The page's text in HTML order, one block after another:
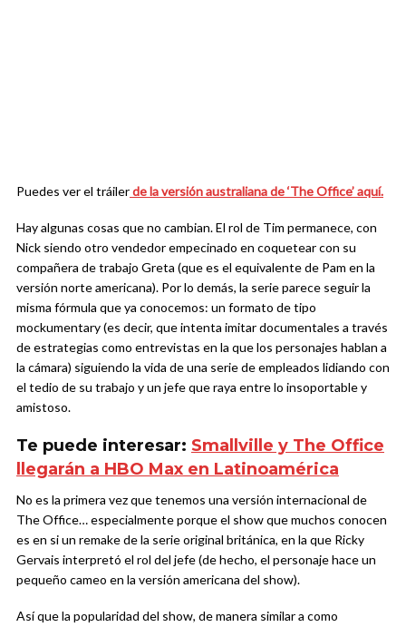
Puedes ver el tráilerde la versión australiana de ‘The Office’ aquí.
Hay algunas cosas que no cambian. El rol de Tim permanece, con
Nick siendo otro vendedor empecinado en coquetear con su
compañera de trabajo Greta (que es el equivalente de Pam en la
versión norte americana). Por lo demás, la serie parece seguir la
misma fórmula que ya conocemos: un formato de tipo
mockumentary (es decir, que intenta imitar documentales a través
de estrategias como entrevistas en la que los personajes hablan a
la cámara) siguiendo la vida de una serie de empleados lidiando con
el tedio de su trabajo y un jefe que raya entre lo insoportable y
amistoso.
Te puede interesar: Smallville y The Office
llegarán a HBO Max en Latinoamérica
No es la primera vez que tenemos una versión internacional de
The Office… especialmente porque el show que muchos conocen
es en si un remake de la serie original británica, en la que Ricky
Gervais interpretó el rol del jefe (de hecho, el personaje hace un
pequeño cameo en la versión americana del show).
Así que la popularidad del show, de manera similar a como